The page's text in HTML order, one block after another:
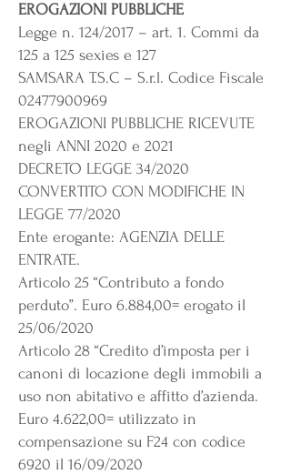
EROGAZIONI PUBBLICHE
Legge n. 124/2017 – art. 1. Commi da
125 a 125 sexies e 127
SAMSARA T.S.C – S.r.l. Codice Fiscale
02477900969
EROGAZIONI PUBBLICHE RICEVUTE
negli ANNI 2020 e 2021
DECRETO LEGGE 34/2020
CONVERTITO CON MODIFICHE IN
LEGGE 77/2020
Ente erogante: AGENZIA DELLE
ENTRATE.
Articolo 25 “Contributo a fondo
perduto”. Euro 6.884,00= erogato il
25/06/2020
Articolo 28 “Credito d’imposta per i
canoni di locazione degli immobili a
uso non abitativo e affitto d’azienda.
Euro 4.622,00= utilizzato in
compensazione su F24 con codice
6920 il 16/09/2020